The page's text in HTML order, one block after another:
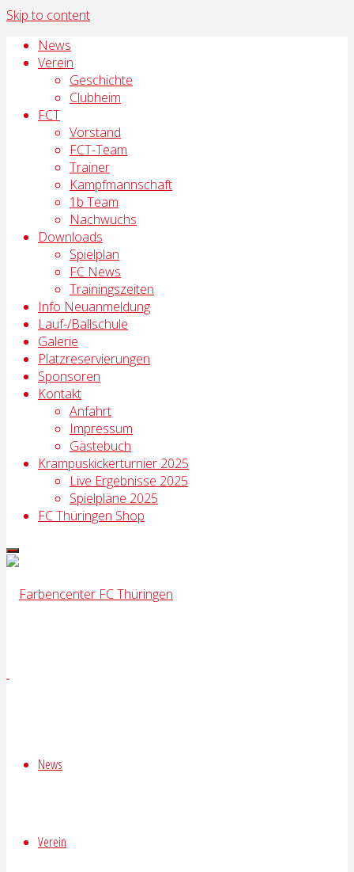
Skip to content
News
Verein
Geschichte
Clubheim
FCT
Vorstand
FCT-Team
Trainer
Kampfmannschaft
1b Team
Nachwuchs
Downloads
Spielplan
FC News
Trainingszeiten
Info Neuanmeldung
Lauf-/Ballschule
Galerie
Platzreservierungen
Sponsoren
Kontakt
Anfahrt
Impressum
Gästebuch
Krampuskickerturnier 2025
Live Ergebnisse 2025
Spielpläne 2025
FC Thüringen Shop
News
Verein